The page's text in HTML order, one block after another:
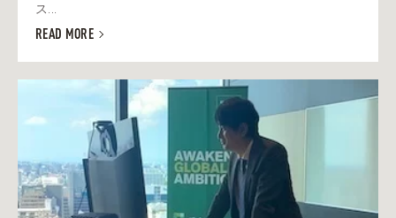
ス...
READ MORE